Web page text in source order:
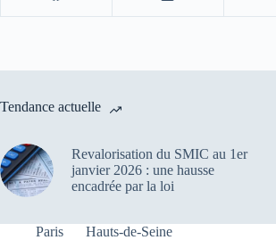
Tendance actuelle
Revalorisation du SMIC au 1er
janvier 2026 : une hausse
encadrée par la loi
Paris
Hauts-de-Seine